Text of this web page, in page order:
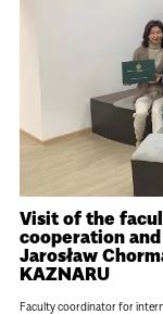
Visit of the
cooperation
Jarosław
KAZNARU
Faculty coordinator for